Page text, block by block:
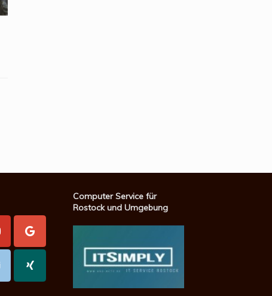
Computer Service für
Rostock und Umgebung